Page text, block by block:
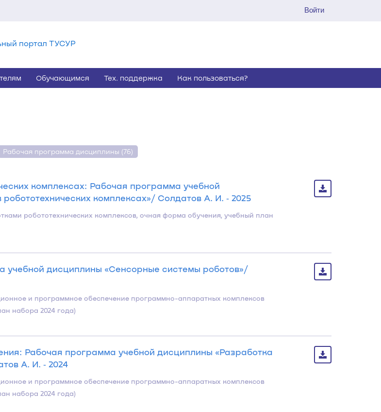
Войти
портал ТУСУР
Обучающимся Тех. поддержка Как пользоваться?
Рабочая программа дисциплины (76)
комплексах: Рабочая программа учебной
комплексах»/ Солдатов А. И. ‐ 2025
робототехнических комплексов, очная форма обучения, учебный план
дисциплины «Сенсорные системы роботов»/
и программное обеспечение программно-аппаратных комплексов
набора 2024 года)
Рабочая программа учебной дисциплины «Разработка
А. И. ‐ 2024
и программное обеспечение программно-аппаратных комплексов
набора 2024 года)